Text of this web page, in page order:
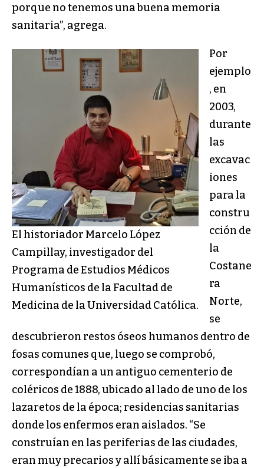
porque no tenemos una buena memoria
sanitaria”, agrega.
El historiador Marcelo López
Campillay, investigador del
Programa de Estudios Médicos
Humanísticos de la Facultad de
Medicina de la Universidad Católica.
Por
ejemplo
, en
2003,
durante
las
excavac
iones
para la
constru
cción de
la
Costane
ra
Norte,
se
descubrieron restos óseos humanos dentro de
fosas comunes que, luego se comprobó,
correspondían a un antiguo cementerio de
coléricos de 1888, ubicado al lado de uno de los
lazaretos de la época; residencias sanitarias
donde los enfermos eran aislados. “Se
construían en las periferias de las ciudades,
eran muy precarios y allí básicamente se iba a